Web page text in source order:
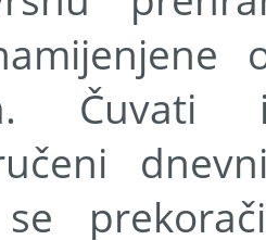
Čuvati